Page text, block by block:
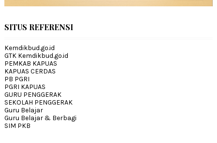
SITUS REFERENSI
Kemdikbud.go.id
GTK Kemdikbud.go.id
PEMKAB KAPUAS
KAPUAS CERDAS
PB PGRI
PGRI KAPUAS
GURU PENGGERAK
SEKOLAH PENGGERAK
Guru Belajar
Guru Belajar & Berbagi
SIM PKB